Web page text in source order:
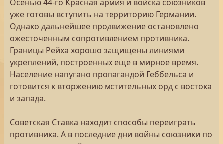
Осенью 44-го Красная армия и войска союзников
уже готовы вступить на территорию Германии.
Однако дальнейшее продвижение остановлено
ожесточенным сопротивлением противника.
Границы Рейха хорошо защищены линиями
укреплений, построенных еще в мирное время.
Население напугано пропагандой Геббельса и
готовится к вторжению мстительных орд с востока
и запада.
Советская Ставка находит способы переиграть
противника. А в последние дни войны союзники по